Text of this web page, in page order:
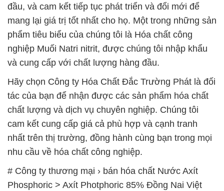
đầu, và cam kết tiếp tục phát triển và đổi mới để
mang lại giá trị tốt nhất cho họ. Một trong những sản
phẩm tiêu biểu của chúng tôi là Hóa chất công
nghiệp Muối Natri nitrit, được chúng tôi nhập khẩu
và cung cấp với chất lượng hàng đầu.
Hãy chọn Công ty Hóa Chất Đắc Trường Phát là đối
tác của bạn để nhận được các sản phẩm hóa chất
chất lượng và dịch vụ chuyên nghiệp. Chúng tôi
cam kết cung cấp giá cả phù hợp và cạnh tranh
nhất trên thị trường, đồng hành cùng bạn trong mọi
nhu cầu về hóa chất công nghiệp.
# Công ty thương mại › bán hóa chất Nước Axít
Phosphoric > Axít Photphoric 85% Đồng Nai Việt